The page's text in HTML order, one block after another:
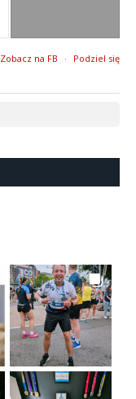
Zobacz na FB · Podziel się